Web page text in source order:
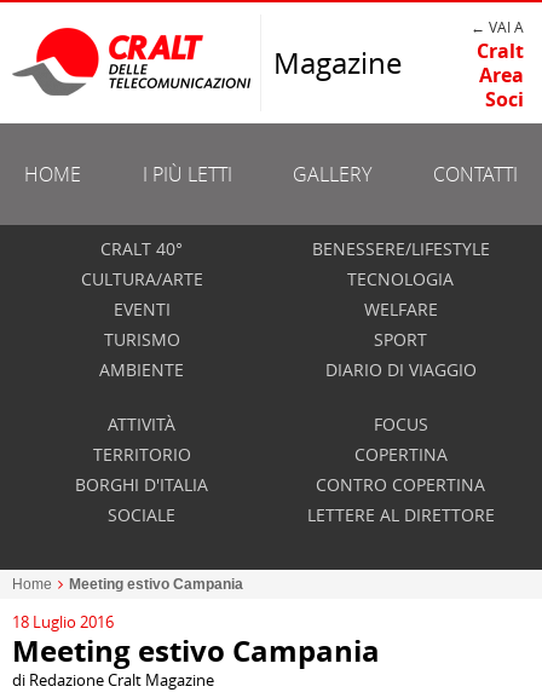
Magazine
← VAI A
Cralt
Area
Soci
HOME I PIÙ LETTI GALLERY CONTATTI
CRALT 40°
CULTURA/ARTE
EVENTI
TURISMO
AMBIENTE
BENESSERE/LIFESTYLE
TECNOLOGIA
WELFARE
SPORT
DIARIO DI VIAGGIO
ATTIVITÀ
TERRITORIO
BORGHI D'ITALIA
SOCIALE
FOCUS
COPERTINA
CONTRO COPERTINA
LETTERE AL DIRETTORE
Home Meeting estivo Campania
18 Luglio 2016
Meeting estivo Campania
di Redazione Cralt Magazine